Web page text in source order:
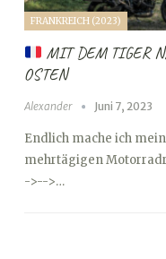
FRANKREICH (2023)
MIT DEM TIGER
OSTEN
Alexander Juni 7, 2023
Endlich mache ich
mehrtägigen
->-->…